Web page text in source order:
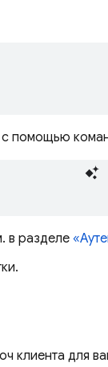
с помощью
в разделе
клиента для